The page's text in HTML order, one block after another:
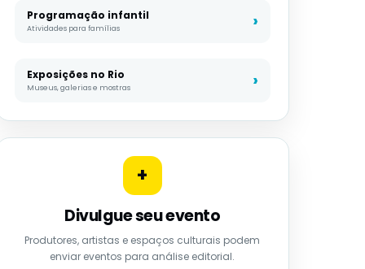
Programação infantil
Atividades para famílias
Exposições no Rio
Museus, galerias e mostras
+
Divulgue seu evento
Produtores, artistas e espaços culturais podem
enviar eventos para análise editorial.